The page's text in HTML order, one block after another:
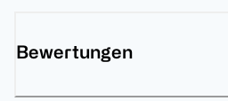
Bewertungen